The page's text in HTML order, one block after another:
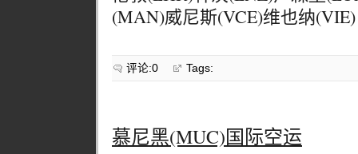
(MAN)威尼斯(VCE)维也纳(VIE)
评论:0 Tags:
慕尼黑(MUC)国际空运